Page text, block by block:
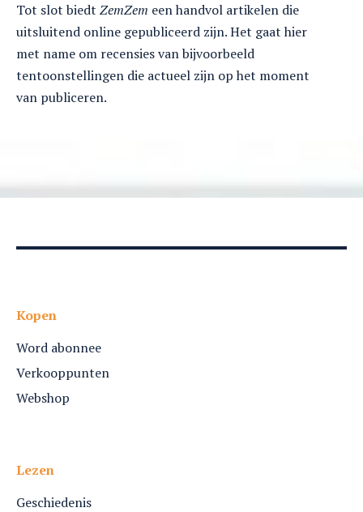
Tot slot biedt ZemZem een handvol artikelen die
uitsluitend online gepubliceerd zijn. Het gaat hier
met name om recensies van bijvoorbeeld
tentoonstellingen die actueel zijn op het moment
van publiceren.
Kopen
Word abonnee
Verkooppunten
Webshop
Lezen
Geschiedenis